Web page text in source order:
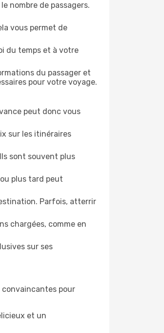
nombre de passagers.
vous permet de
du temps et à votre
du passager et
pour votre voyage.
peut donc vous
sur les itinéraires
sont souvent plus
plus tard peut
Parfois, atterrir
chargées, comme en
sur ses
convaincantes pour
et un